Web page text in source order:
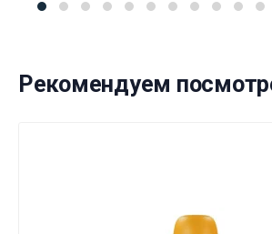
Рекомендуем